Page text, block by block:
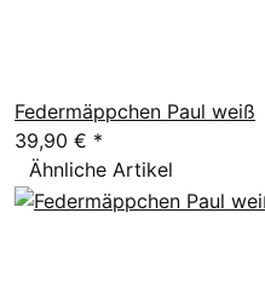
Federmäppchen Paul weiß
39,90 € *
Ähnliche Artikel